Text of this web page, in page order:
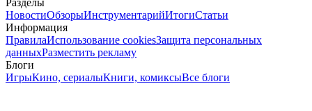
Разделы
НовостиОбзорыИнструментарийИтогиСтатьи
Информация
ПравилаИспользование cookiesЗащита персональных
данныхРазместить рекламу
Блоги
ИгрыКино, сериалыКниги, комиксыВсе блоги